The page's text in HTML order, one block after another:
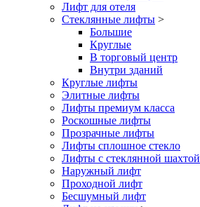
Лифт для отеля
Стеклянные лифты >
Большие
Круглые
В торговый центр
Внутри зданий
Круглые лифты
Элитные лифты
Лифты премиум класса
Роскошные лифты
Прозрачные лифты
Лифты сплошное стекло
Лифты с стеклянной шахтой
Наружный лифт
Проходной лифт
Бесшумный лифт